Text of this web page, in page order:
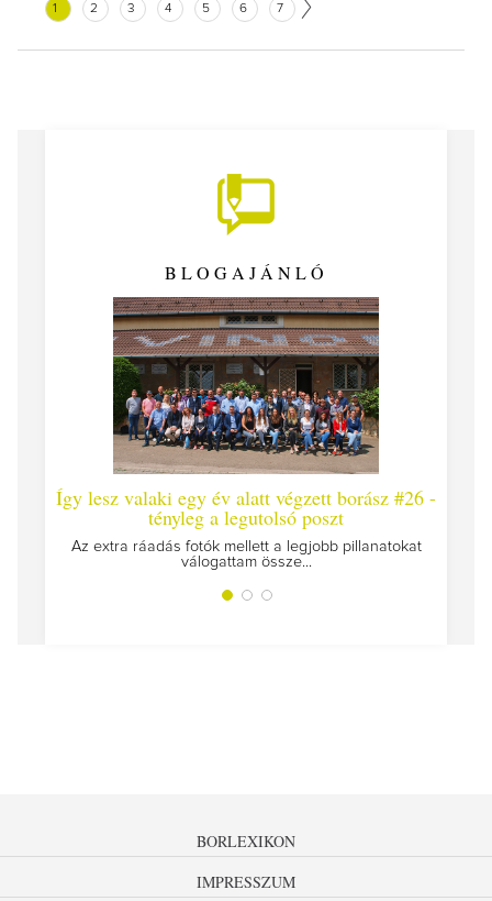
1 2 3 4 5 6 7
BLOGAJÁNLÓ
lesz valaki egy év alatt végzett borász #26 -
tényleg a legutolsó poszt
extra ráadás fotók mellett a legjobb pillanatokat
válogattam össze...
Így lesz
BORLEXIKON
IMPRESSZUM